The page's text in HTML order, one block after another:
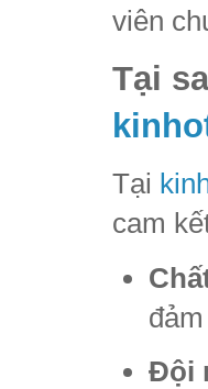
viên
Tại
Tại
cam
Đội